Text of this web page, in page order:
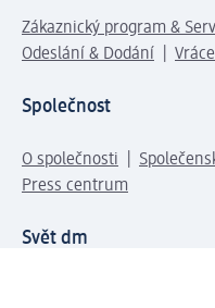
Zákaznický program &
Odeslání & Dodání
Společnost
O společnosti
Press centrum
Svět dm